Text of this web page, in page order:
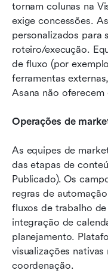
tornam colunas na
exige concessões.
personalizados para
roteiro/execução.
de fluxo (por
ferramentas
Asana não oferecem
Operações de
As equipes de
das etapas de
Publicado). Os
regras de
fluxos de trabalho
integração de
planejamento.
visualizações
coordenação.